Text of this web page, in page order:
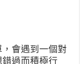
會遇到一個對
過而積極行